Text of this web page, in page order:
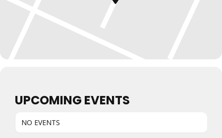
UPCOMING EVENTS
NO EVENTS